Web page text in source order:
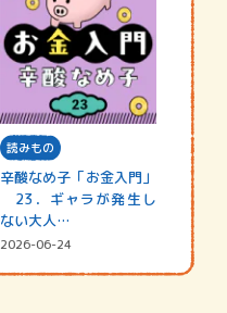
読みもの
辛酸なめ子「お金入門」
23．ギャラが発生し
ない大人…
2026-06-24